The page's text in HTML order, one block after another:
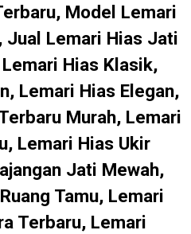
Model Lemari
Jual Lemari Hias Jati
Hias Klasik,
Lemari Hias Elegan,
Murah, Lemari
Lemari Hias Ukir
Jati Mewah,
Tamu, Lemari
Terbaru, Lemari